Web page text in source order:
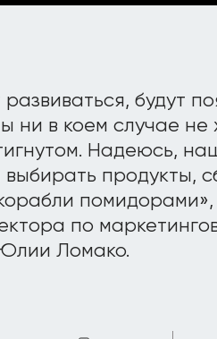
будут
ни в коем случае не
Надеюсь,
продукты,
по
Ломако.